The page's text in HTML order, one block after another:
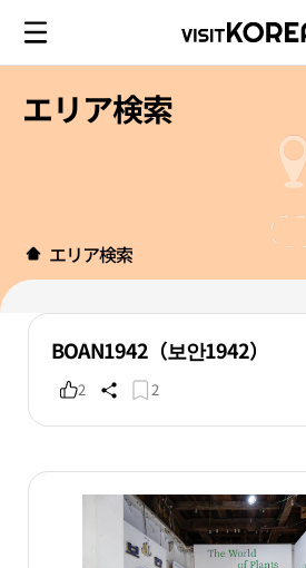
エリア検索
エリア検索
BOAN1942（보안1942）
2 2